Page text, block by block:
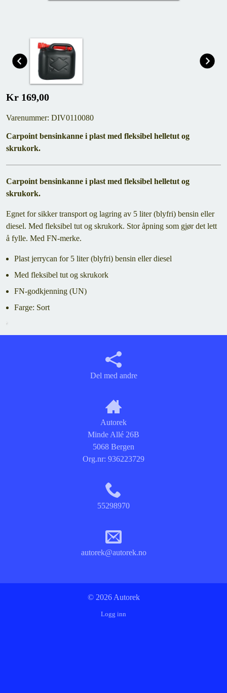
Kr 169,00
Varenummer: DIV0110080
Carpoint bensinkanne i plast med fleksibel helletut og
skrukork.
Carpoint bensinkanne i plast med fleksibel helletut og
skrukork.
Egnet for sikker transport og lagring av 5 liter (blyfri) bensin eller
diesel. Med fleksibel tut og skrukork. Stor åpning som gjør det lett
å fylle. Med FN-merke.
Plast jerrycan for 5 liter (blyfri) bensin eller diesel
Med fleksibel tut og skrukork
FN-godkjenning (UN)
Farge: Sort
Del med andre
Autorek
Minde Allé 26B
5068 Bergen
Org.nr: 936223729
55298970
autorek@autorek.no
© 2026 Autorek
Logg inn